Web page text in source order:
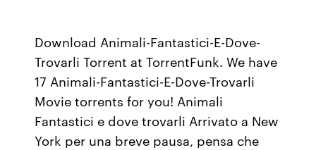
Download Animali-Fantastici-E-Dove-
Trovarli Torrent at TorrentFunk. We have
17 Animali-Fantastici-E-Dove-Trovarli
Movie torrents for you! Animali
Fantastici e dove trovarli Arrivato a New
York per una breve pausa, pensa che